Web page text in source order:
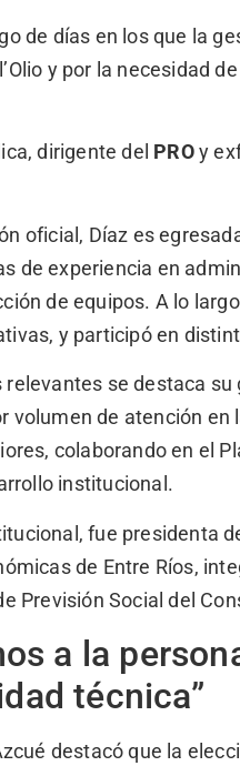
de días en los que la
y por la necesidad
dirigente del PROy
oficial, Díaz es
de experiencia en
de equipos. A lo
y participó en
se destaca
volumen de atención
colaborando en el
institucional.
fue presidenta
de Entre Ríos,
Previsión Social del
a la
técnica”
destacó que la